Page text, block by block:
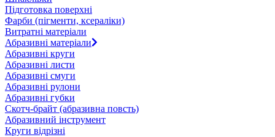
Підготовка поверхні
Фарби (пігменти, ксераліки)
Витратні матеріали
Абразивні матеріали
Абразивні круги
Абразивні листи
Абразивні смуги
Абразивні рулони
Абразивні губки
Скотч-брайт (абразивна повсть)
Абразивний інструмент
Круги відрізні